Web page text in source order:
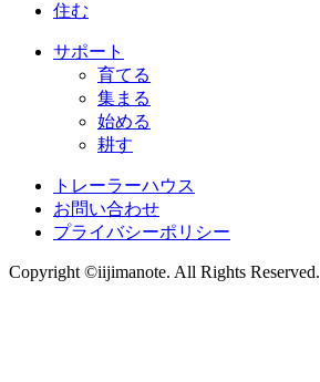
住む
サポート
育てる
集まる
始める
耕す
トレーラーハウス
お問い合わせ
プライバシーポリシー
Copyright ©iijimanote. All Rights Reserved.